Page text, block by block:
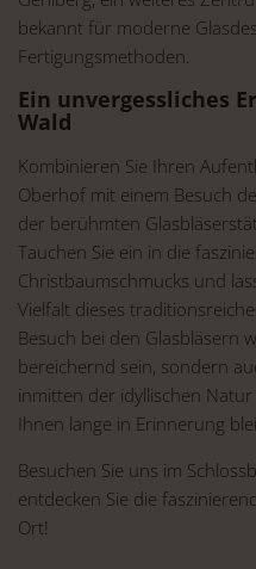
bekannt für moderne
Fertigungsmethoden.
Ein unvergessliches
Wald
Kombinieren Sie Ihren
Oberhof mit einem Besuch
der berühmten
Tauchen Sie ein in die
Christbaumschmucks und
Vielfalt dieses
Besuch bei den Glasbläsern
bereichernd sein, sondern
inmitten der idyllischen
Ihnen lange in Erinnerung
Besuchen Sie uns im
entdecken Sie die
Ort!